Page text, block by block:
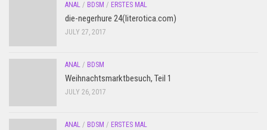
ANAL / BDSM / ERSTES MAL
die-negerhure 24(literotica.com)
JULY 27, 2017
ANAL / BDSM
Weihnachtsmarktbesuch, Teil 1
JULY 26, 2017
ANAL / BDSM / ERSTES MAL